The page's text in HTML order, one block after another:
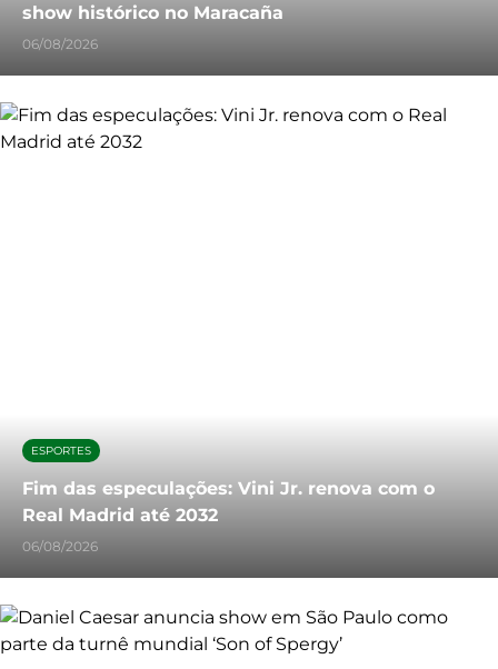
show histórico no Maracaña
06/08/2026
ESPORTES
Fim das especulações: Vini Jr. renova com o
Real Madrid até 2032
06/08/2026